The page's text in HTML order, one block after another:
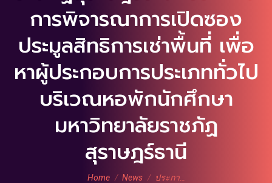
การพิจารณาการเปิดซอง
ประมูลสิทธิการเช่าพื้นที่ เพื่อ
หาผู้ประกอบการประเภททั่วไป
บริเวณหอพักนักศึกษา
มหาวิทยาลัยราชภัฏ
สุราษฎร์ธานี
You are here:
Home News ประกา…